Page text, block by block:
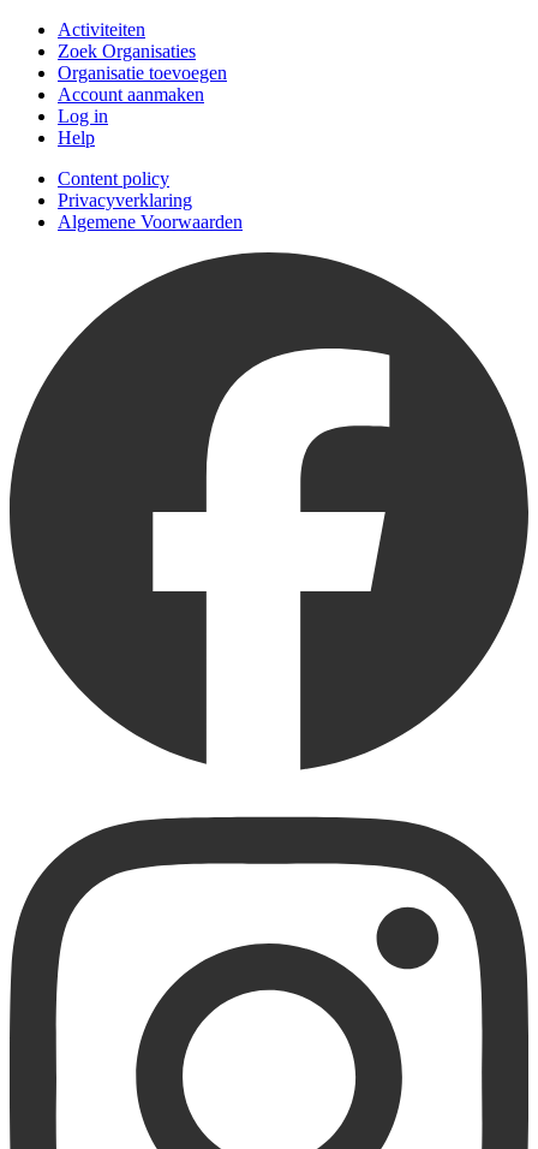
Activiteiten
Zoek Organisaties
Organisatie toevoegen
Account aanmaken
Log in
Help
Content policy
Privacyverklaring
Algemene Voorwaarden